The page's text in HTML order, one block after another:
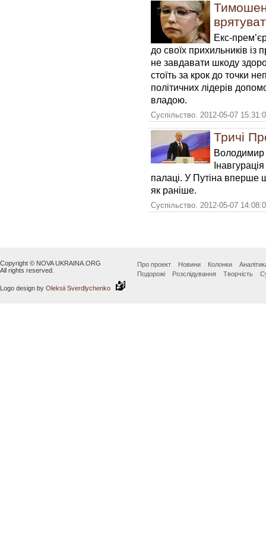
Екс-
до своїх прихильників
не завдавати шкоду
стоїть за крок до точки
політичних лідерів
владою.
Суспільство. 2012-05-07
Тричі
Володимир
палаці. У Путіна вперше
як раніше.
Суспільство. 2012-05-07
Copyright © NOVA UKRAINA.ORG
All rights reserved.
Logo design by Oleksii Sverdlychenko
Про проект Новини Колонки
Подорожі
Розслідування Творчість